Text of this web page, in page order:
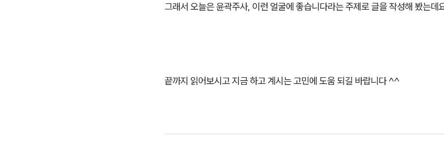
그래서 오늘은 윤곽주사, 이런 얼굴에 좋습니다라는 주제로 글을 작성해 봤는데
끝까지 읽어보시고 지금 하고 계시는 고민에 도움 되길 바랍니다 ^^